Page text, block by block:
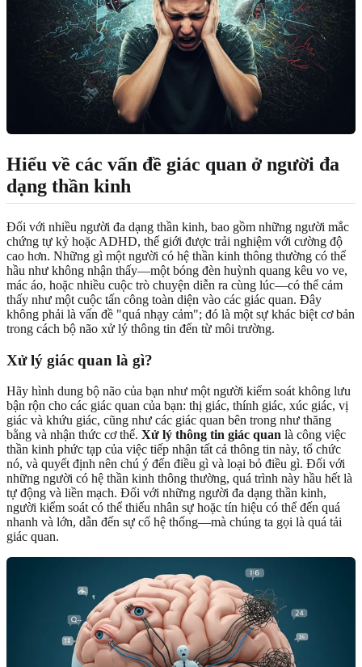
Hiểu về các vấn đề giác quan ở người đa
dạng thần kinh
Đối với nhiều người đa dạng thần kinh, bao gồm những người mắc
chứng tự kỷ hoặc ADHD, thế giới được trải nghiệm với cường độ
cao hơn. Những gì một người có hệ thần kinh thông thường có thể
hầu như không nhận thấy—một bóng đèn huỳnh quang kêu vo ve,
mác áo, hoặc nhiều cuộc trò chuyện diễn ra cùng lúc—có thể cảm
thấy như một cuộc tấn công toàn diện vào các giác quan. Đây
không phải là vấn đề "quá nhạy cảm"; đó là một sự khác biệt cơ bản
trong cách bộ não xử lý thông tin đến từ môi trường.
Xử lý giác quan là gì?
Hãy hình dung bộ não của bạn như một người kiểm soát không lưu
bận rộn cho các giác quan của bạn: thị giác, thính giác, xúc giác, vị
giác và khứu giác, cũng như các giác quan bên trong như thăng
bằng và nhận thức cơ thể. Xử lý thông tin giác quan là công việc
thần kinh phức tạp của việc tiếp nhận tất cả thông tin này, tổ chức
nó, và quyết định nên chú ý đến điều gì và loại bỏ điều gì. Đối với
những người có hệ thần kinh thông thường, quá trình này hầu hết là
tự động và liền mạch. Đối với những người đa dạng thần kinh,
người kiểm soát có thể thiếu nhân sự hoặc tín hiệu có thể đến quá
nhanh và lớn, dẫn đến sự cố hệ thống—mà chúng ta gọi là quá tải
giác quan.